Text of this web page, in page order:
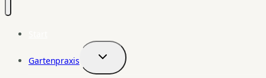
Gartenpraxis
Untermenü
umschalten